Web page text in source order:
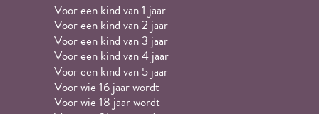
Voor een kind van 1 jaar
Voor een kind van 2 jaar
Voor een kind van 3 jaar
Voor een kind van 4 jaar
Voor een kind van 5 jaar
Voor wie 16 jaar wordt
Voor wie 18 jaar wordt